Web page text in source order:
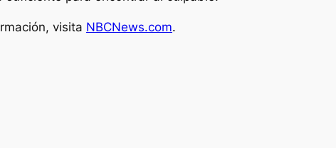
visita NBCNews.com.